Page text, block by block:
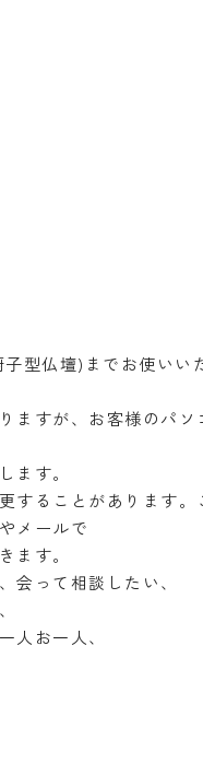
型仏壇)までお使いい
ますが、お客様のパ
ます。
ることがあります。
メールで
ます。
会って相談したい、
人お一人、